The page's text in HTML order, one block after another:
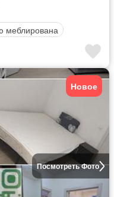
меблирована
Посмотреть Фото
Новое